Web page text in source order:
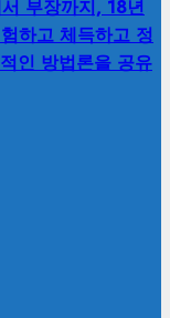
부장까지, 18년
하고 체득하고 정
인 방법론을 공유